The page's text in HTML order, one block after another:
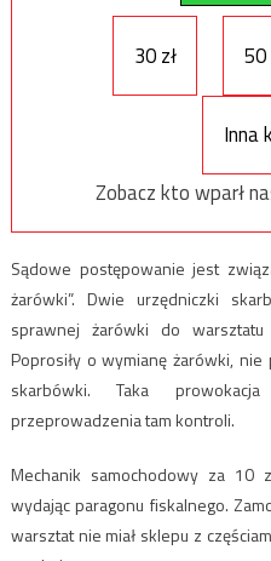
30 zł 50
Inna
Zobacz kto wparł
Sądowe postępowanie jest
żarówki”. Dwie urzędniczki
sprawnej żarówki do warsztatu
Poprosiły o wymianę żarówki,
skarbówki. Taka
przeprowadzenia tam kontroli.
Mechanik samochodowy za 10
wydając paragonu fiskalnego.
warsztat nie miał sklepu z